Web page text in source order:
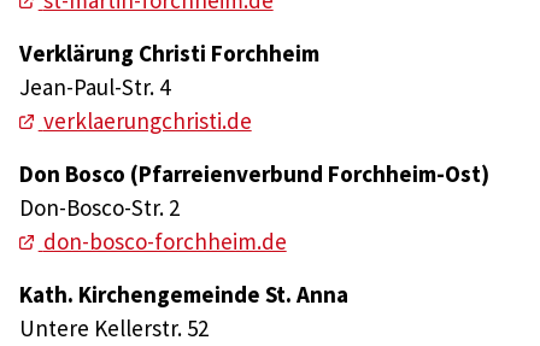
Verklärung Christi Forchheim
Jean-Paul-Str. 4
verklaerungchristi.de
Don Bosco (Pfarreienverbund Forchheim-Ost)
Don-Bosco-Str. 2
don-bosco-forchheim.de
Kath. Kirchengemeinde St. Anna
Untere Kellerstr. 52